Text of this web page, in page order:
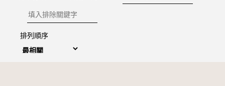
排除關鍵字
排列順序